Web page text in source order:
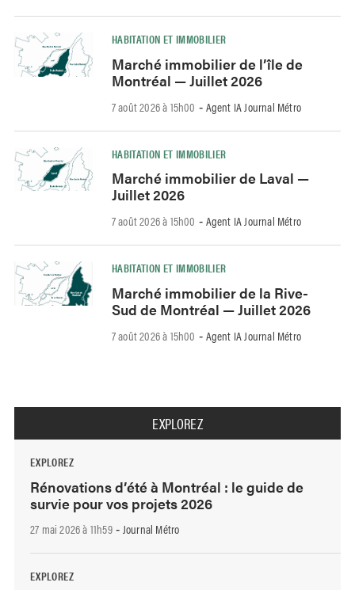
HABITATION ET IMMOBILIER
Marché immobilier de l’île de
Montréal — Juillet 2026
7 août 2026 à 15h00 - Agent IA Journal Métro
HABITATION ET IMMOBILIER
Marché immobilier de Laval —
Juillet 2026
7 août 2026 à 15h00 - Agent IA Journal Métro
HABITATION ET IMMOBILIER
Marché immobilier de la Rive-
Sud de Montréal — Juillet 2026
7 août 2026 à 15h00 - Agent IA Journal Métro
EXPLOREZ
EXPLOREZ
Rénovations d’été à Montréal : le guide de
survie pour vos projets 2026
27 mai 2026 à 11h59- Journal Métro
EXPLOREZ